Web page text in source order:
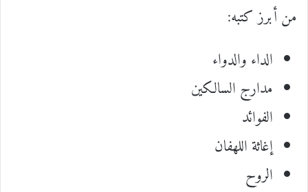
من أبرز كتبه:
الداء والدواء
مدارج السالكين
الفوائد
إغاثة اللهفان
الروح